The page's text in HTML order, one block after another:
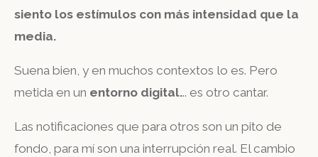
siento los estímulos con más intensidad que la
media.
Suena bien, y en muchos contextos lo es. Pero
metida en un entorno digital... es otro cantar.
Las notificaciones que para otros son un pito de
fondo, para mí son una interrupción real. El cambio